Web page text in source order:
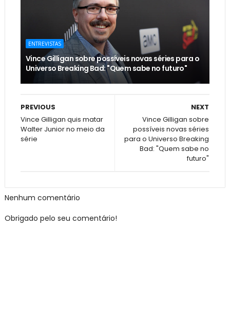
ENTREVISTAS
Vince Gilligan sobre possíveis novas séries para o
Universo Breaking Bad: "Quem sabe no futuro"
NEXT
Vince Gilligan sobre
possíveis novas séries
para o Universo Breaking
Bad: "Quem sabe no
futuro"
PREVIOUS
Vince Gilligan quis matar
Walter Junior no meio da
série
Nenhum comentário
Obrigado pelo seu comentário!